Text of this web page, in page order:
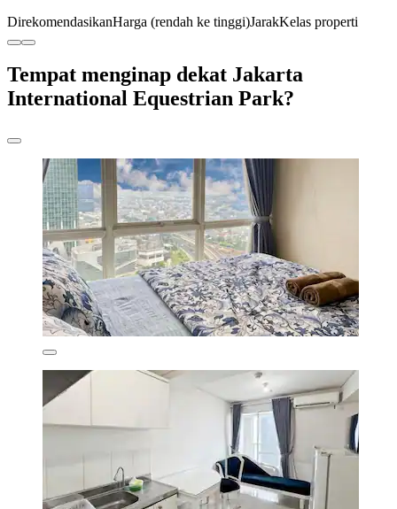
DirekomendasikanHarga (rendah ke tinggi)JarakKelas properti
Tempat menginap dekat Jakarta
International Equestrian Park?